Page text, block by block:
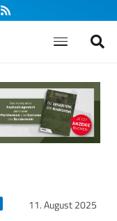
11. August 2025